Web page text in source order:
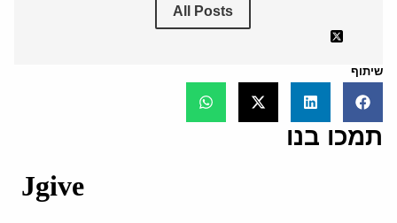
All Posts
שיתוף
תמכו בנו